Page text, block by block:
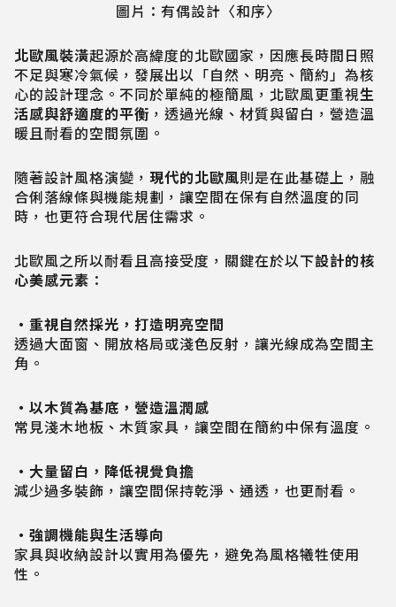
圖片：有偶設計〈和序〉
北歐風裝潢起源於高緯度的北歐國家，因應長時間日照
不足與寒冷氣候，發展出以「自然、明亮、簡約」為核
心的設計理念。不同於單純的極簡風，北歐風更重視生
活感與舒適度的平衡 ，透過光線、材質與留白，營造溫
暖且耐看的空間氛圍。
隨著設計風格演變， 現代的北歐風則是在此基礎上，融
合俐落線條與機能規劃，讓空間在保有自然溫度的同
時，也更符合現代居住需求。
北歐風之所以耐看且高接受度，關鍵在於以下設計的核
心美感元素 ：
・重視自然採光，打造明亮空間
透過大面窗、開放格局或淺色反射，讓光線成為空間主
角。
・以木質為基底，營造溫潤感
常見淺木地板、木質家具，讓空間在簡約中保有溫度。
・大量留白，降低視覺負擔
減少過多裝飾，讓空間保持乾淨、通透，也更耐看。
・強調機能與生活導向
家具與收納設計以實用為優先，避免為風格犧牲使用
性。